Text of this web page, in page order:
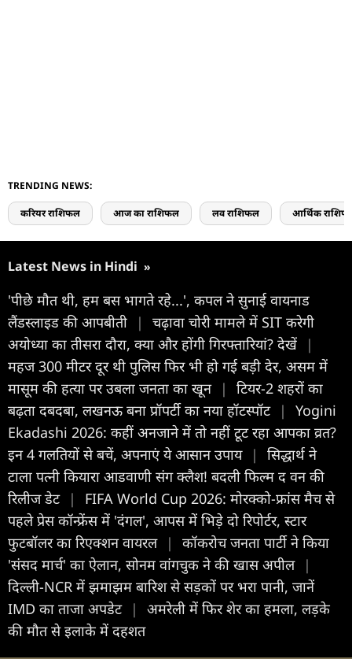
TRENDING NEWS:
करियर राशिफल आज का राशिफल लव राशिफल आर्थिक
Latest News in Hindi »
'पीछे मौत थी, हम बस भागते रहे...', कपल ने सुनाई वायनाड
लैंडस्लाइड की आपबीती
|
चढ़ावा चोरी मामले में SIT करेगी
अयोध्या का तीसरा दौरा, क्या और होंगी गिरफ्तारियां? देखें
|
महज 300 मीटर दूर थी पुलिस फिर भी हो गई बड़ी देर, असम में
मासूम की हत्या पर उबला जनता का खून |
टियर-2 शहरों का
बढ़ता दबदबा, लखनऊ बना प्रॉपर्टी का नया हॉटस्पॉट |
Yogini
Ekadashi 2026: कहीं अनजाने में तो नहीं टूट रहा आपका व्रत?
इन 4 गलतियों से बचें, अपनाएं ये आसान उपाय |
सिद्धार्थ ने
टाला पत्नी कियारा आडवाणी संग क्लैश! बदली फिल्म द वन की
रिलीज डेट |
FIFA World Cup 2026: मोरक्को-फ्रांस मैच से
पहले प्रेस कॉन्फ्रेंस में 'दंगल', आपस में भिड़े दो रिपोर्टर, स्टार
फुटबॉलर का रिएक्शन वायरल |
कॉकरोच जनता पार्टी ने किया
'संसद मार्च' का ऐलान, सोनम वांगचुक ने की खास अपील |
दिल्ली-NCR में झमाझम बारिश से सड़कों पर भरा पानी, जानें
IMD का ताजा अपडेट |
अमरेली में फिर शेर का हमला, लड़के
की मौत से इलाके में दहशत